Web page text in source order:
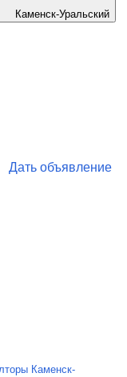
Каменск-Уральский
Дать объявление
Каменск-